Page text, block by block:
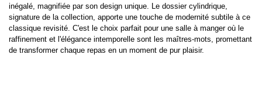
inégalé, magnifiée par son design unique. Le dossier cylindrique,
signature de la collection, apporte une touche de modernité subtile à ce
classique revisité. C'est le choix parfait pour une salle à manger où le
raffinement et l'élégance intemporelle sont les maîtres-mots, promettant
de transformer chaque repas en un moment de pur plaisir.